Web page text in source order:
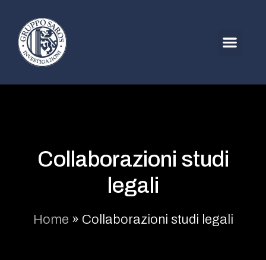
Collaborazioni studi
legali
Home » Collaborazioni studi legali